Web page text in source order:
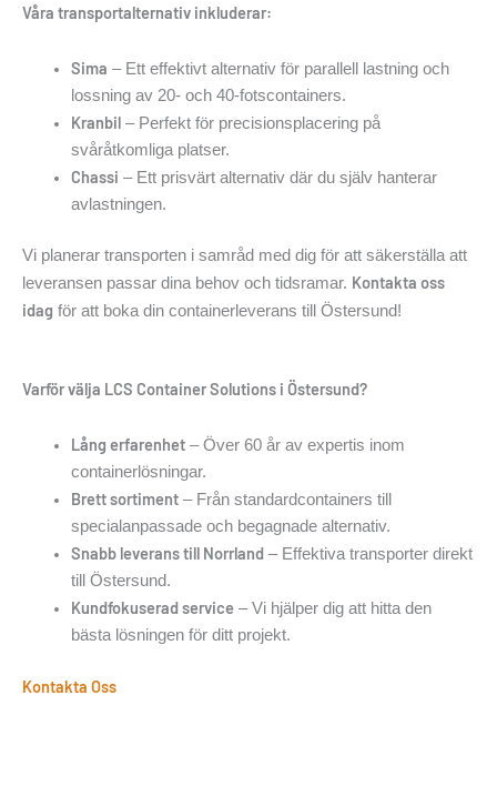
Våra transportalternativ inkluderar:
Sima – Ett effektivt alternativ för parallell lastning och
lossning av 20- och 40-fotscontainers.
Kranbil – Perfekt för precisionsplacering på
svåråtkomliga platser.
Chassi – Ett prisvärt alternativ där du själv hanterar
avlastningen.
Vi planerar transporten i samråd med dig för att säkerställa att
leveransen passar dina behov och tidsramar. Kontakta oss
idag för att boka din containerleverans till Östersund!
Varför välja LCS Container Solutions i Östersund?
Lång erfarenhet– Över 60 år av expertis inom
containerlösningar.
Brett sortiment– Från standardcontainers till
specialanpassade och begagnade alternativ.
Snabb leverans till Norrland – Effektiva transporter direkt
till Östersund.
Kundfokuserad service– Vi hjälper dig att hitta den
bästa lösningen för ditt projekt.
Kontakta Oss